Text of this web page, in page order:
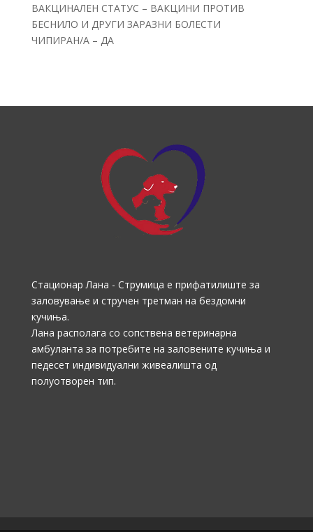
ВАКЦИНАЛЕН СТАТУС – ВАКЦИНИ ПРОТИВ
БЕСНИЛО И ДРУГИ ЗАРАЗНИ БОЛЕСТИ
ЧИПИРАН/А – ДА
Стационар Лана - Струмица е прифатилиште за
заловување и стручен третман на бездомни
кучиња.
Лана располага со сопствена ветеринарна
амбуланта за потребите на заловените кучиња и
педесет индивидуални живеалишта од
полуотворен тип.